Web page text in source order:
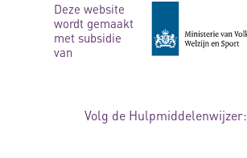
Deze website
wordt gemaakt
met subsidie
van
Volg de Hulpmiddelenwijzer: